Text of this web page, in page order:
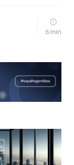
6 min